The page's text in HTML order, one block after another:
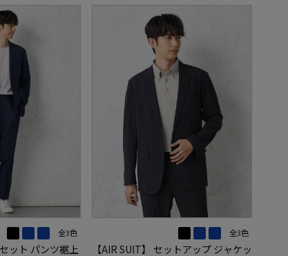
全3色
ット パンツ裾上
全3色
【AIR SUIT】 セットアップ ジャケッ